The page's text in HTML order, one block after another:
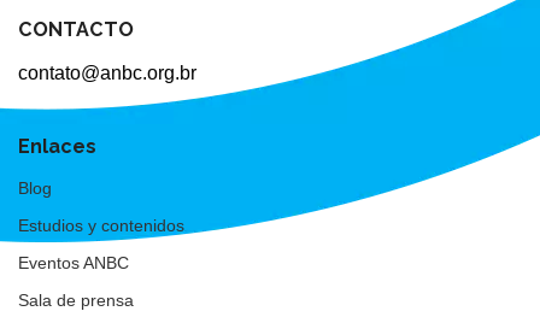
CONTACTO
contato@anbc.org.br
Enlaces
Blog
Estudios y contenidos
Eventos ANBC
Sala de prensa